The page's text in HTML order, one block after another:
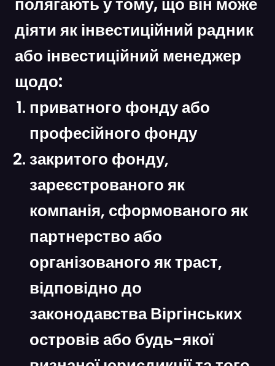
діяти як інвестиційний радник
або інвестиційний менеджер
щодо:
приватного фонду або
професійного фонду
закритого фонду,
зареєстрованого як
компанія, сформованого як
партнерство або
організованого як траст,
відповідно до
законодавства Віргінських
островів або будь-якої